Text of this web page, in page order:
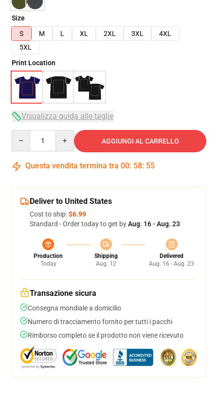
Size
S
M L XL 2XL 3XL
4XL
5XL
Print Location
Visualizza guida alle taglie
AGGIUNGI AL CARRELLO
Questa vendita termina tra 00: 58: 54
Deliver to United States
Cost to ship:$6.99
Standard - Order today to get byAug. 16 - Aug. 23
Production
Today
Shipping
Aug. 12
Delivered
Aug. 16 - Aug. 23
Transazione sicura
Consegna mondiale a domicilio
Numero di tracciamento fornito per tutti i pacchi
Rimborso completo se il prodotto non viene ricevuto